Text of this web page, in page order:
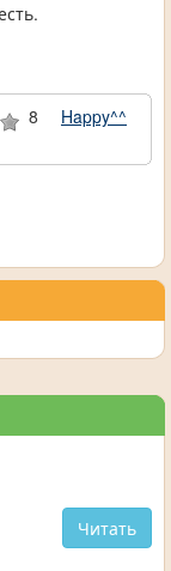
8
Happy^^
Читать